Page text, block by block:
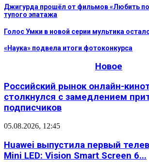
Джигурда прошёл от фильмов «Любить
тупого эпатажа
Голос Умки в новой серии мультика
«Наука» подвела итоги фотоконкурса
Новое
Российский рынок онлайн-
столкнулся с замедлением
подписчиков
05.08.2026, 12:45
Huawei выпустила первый
Mini LED: Vision Smart Screen 6...